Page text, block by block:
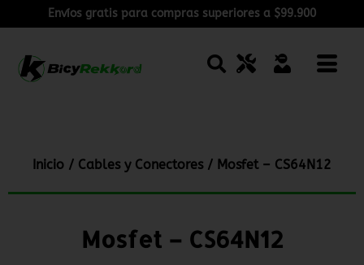
Envíos gratis para compras superiores a $99.900
Inicio / Cables y Conectores/ Mosfet – CS64N12
Mosfet – CS64N12